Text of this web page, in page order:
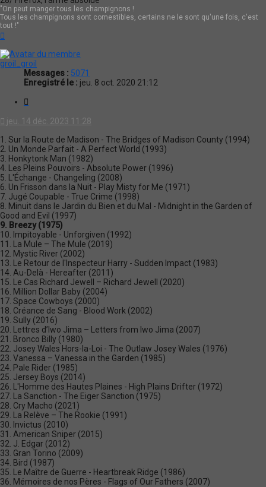
"On peut manger tous les champignons !
Tous les champignons sont comestibles, certains ne le sont qu'une fois, c'est
tout !"
groil_groil
Messages : 5071
Enregistré le : jeu. 8 oct. 2020 21:12
jeu. 14 déc. 2023 11:28
1. Sur la Route de Madison - The Bridges of Madison County (1994)
2. Un Monde Parfait - A Perfect World (1993)
3. Honkytonk Man (1982)
4. Les Pleins Pouvoirs - Absolute Power (1996)
5. L'Échange - Changeling (2008)
6. Un Frisson dans la Nuit - Play Misty for Me (1971)
7. Jugé Coupable - True Crime (1998)
8. Minuit dans le Jardin du Bien et du Mal - Midnight in the Garden of
Good and Evil (1997)
9. Breezy (1975)
10. Impitoyable - Unforgiven (1992)
11. La Mule – The Mule (2019)
12. Mystic River (2002)
13. Le Retour de l'Inspecteur Harry - Sudden Impact (1983)
14. Au-Delà - Hereafter (2011)
15. Le Cas Richard Jewell – Richard Jewell (2020)
16. Million Dollar Baby (2004)
17. Space Cowboys (2000)
18. Créance de Sang - Blood Work (2002)
19. Sully (2016)
20. Lettres d’Iwo Jima – Letters from Iwo Jima (2007)
21. Bronco Billy (1980)
22. Josey Wales Hors-la-Loi - The Outlaw Josey Wales (1976)
23. Vanessa – Vanessa in the Garden (1985)
24. Pale Rider (1985)
25. Jersey Boys (2014)
26. L'Homme des Hautes Plaines - High Plains Drifter (1972)
27. La Sanction - The Eiger Sanction (1975)
28. Cry Macho (2021)
29. La Relève – The Rookie (1991)
30. Invictus (2010)
31. American Sniper (2015)
32. J. Edgar (2012)
33. Gran Torino (2009)
34. Bird (1987)
35. Le Maître de Guerre - Heartbreak Ridge (1986)
36. Mémoires de nos Pères - Flags of Our Fathers (2007)